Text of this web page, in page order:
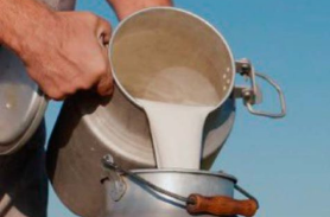
e
b
o
o
k
entrada